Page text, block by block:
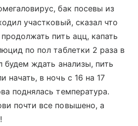
бак посевы из
участковый, сказал что
пить ацц, капать
по пол таблетки 2 раза в
будем ждать анализы, пить
начать, в ночь с 16 на 17
поднялась температура.
почти все повышено, а